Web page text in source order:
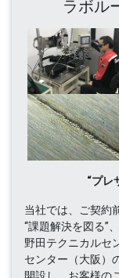
ラボル
“プレ
当社では、ご契約
“課題解決を図る”
野田テクニカルセ
センター（大阪）